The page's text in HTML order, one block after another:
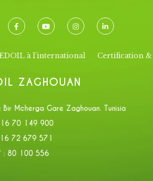
à l’international Certification
ZAGHOUAN
Bir Mcherga Gare Zaghouan. Tunisia
70 149 900
72 679 571
: 80 100 556